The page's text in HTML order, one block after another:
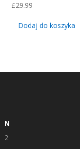
£29.99
Dodaj do koszyka
N
2